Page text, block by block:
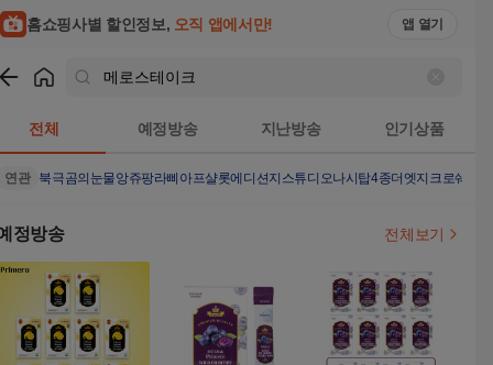
홈쇼핑사별 할인정보, 오직 앱에서만! 앱 열기
전체 예정방송 지난방송 인기상품
연관 북극곰의눈물앙쥬팡라삐아프샬롯에디션지스튜디오나시탑4종더엣지크로쉐가
정방송 전체보기